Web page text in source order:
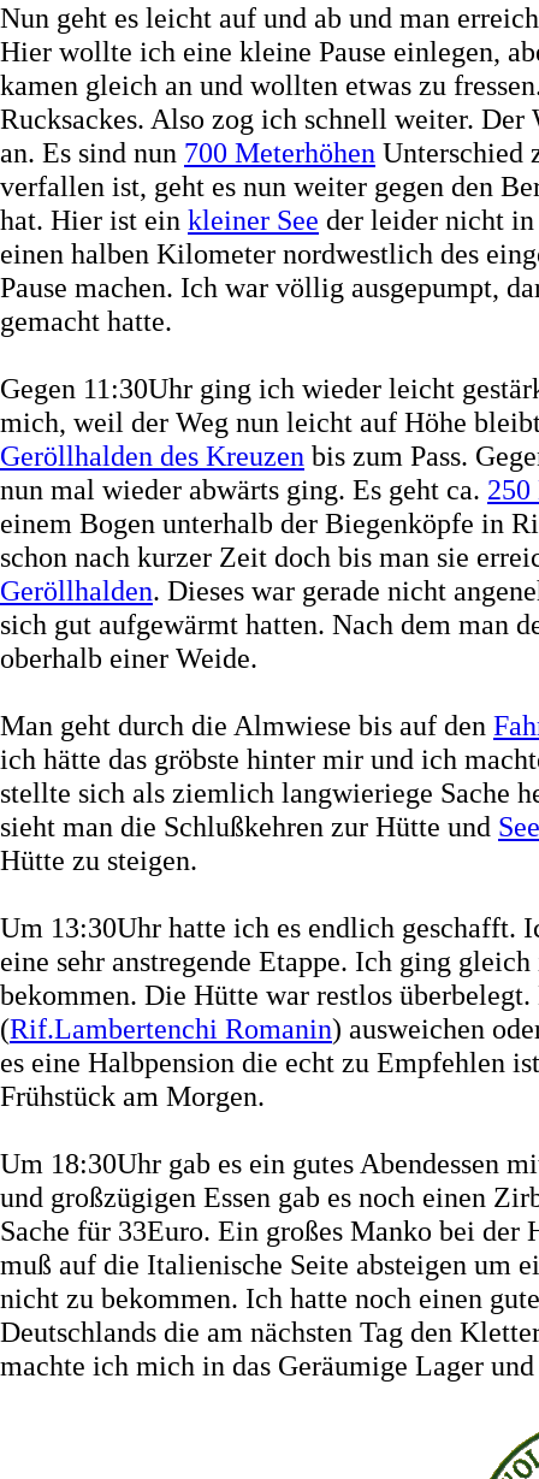
Nun geht es leicht auf und ab und man
Hier wollte ich eine kleine Pause einlegen,
kamen gleich an und wollten etwas zu
Rucksackes. Also zog ich schnell weiter.
an. Es sind nun 700 Meterhöhen Unterschied
verfallen ist, geht es nun weiter gegen den
hat. Hier ist ein kleiner See der leider nicht
einen halben Kilometer nordwestlich des
Pause machen. Ich war völlig ausgepumpt,
gemacht hatte.
Gegen 11:30Uhr ging ich wieder leicht
mich, weil der Weg nun leicht auf Höhe
Geröllhalden des Kreuzen bis zum Pass.
nun mal wieder abwärts ging. Es geht ca. 250
einem Bogen unterhalb der Biegenköpfe in
schon nach kurzer Zeit doch bis man sie
Geröllhalden. Dieses war gerade nicht
sich gut aufgewärmt hatten. Nach dem man
oberhalb einer Weide.
Man geht durch die Almwiese bis auf den
ich hätte das gröbste hinter mir und ich
stellte sich als ziemlich langwieriege Sache
sieht man die Schlußkehren zur Hütte und See
Hütte zu steigen.
Um 13:30Uhr hatte ich es endlich geschafft.
eine sehr anstregende Etappe. Ich ging
bekommen. Die Hütte war restlos
(Rif.Lambertenchi Romanin) ausweichen
es eine Halbpension die echt zu Empfehlen
Frühstück am Morgen.
Um 18:30Uhr gab es ein gutes Abendessen
und großzügigen Essen gab es noch einen
Sache für 33Euro. Ein großes Manko bei der
muß auf die Italienische Seite absteigen um
nicht zu bekommen. Ich hatte noch einen
Deutschlands die am nächsten Tag den
machte ich mich in das Geräumige Lager